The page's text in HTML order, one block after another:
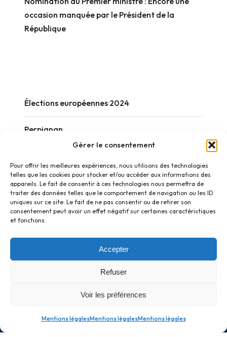
Gérer le consentement
Pour offrir les meilleures expériences, nous utilisons des technologies
telles que les cookies pour stocker et/ou accéder aux informations des
appareils. Le fait de consentir à ces technologies nous permettra de
traiter des données telles que le comportement de navigation ou les ID
uniques sur ce site. Le fait de ne pas consentir ou de retirer son
consentement peut avoir un effet négatif sur certaines caractéristiques
et fonctions.
Accepter
Refuser
Voir les préférences
Mentions légalesMentions légalesMentions légales
occasion manquée par le Président de la
République
Élections européennes 2024
Perpignan